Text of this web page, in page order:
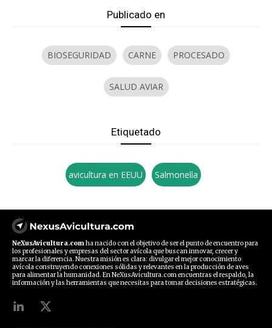
Publicado en
BIOSEGURIDAD CARNE PROCESADO
SALUD AVIAR
Etiquetado
avicultura en EEUU Salmonella
NeXusAvicultura.comha nacido con el objetivo de ser el punto de encuentro para
los profesionales y empresas del sector avícola que buscan innovar, crecer y
marcar la diferencia. Nuestra misión es clara: divulgar el mejor conocimiento
avícola construyendo conexiones sólidas y relevantes en la producción de aves
para alimentar la humanidad. En NeXusAvicultura.com encuentras el respaldo, la
información y las herramientas que necesitas para tomar decisiones estratégicas.